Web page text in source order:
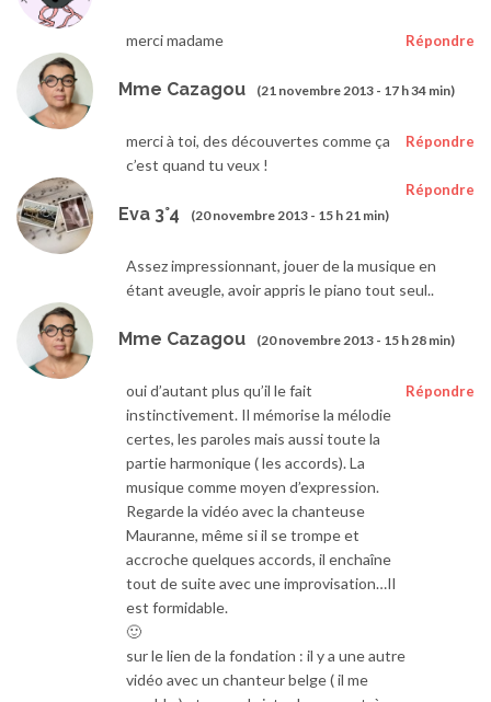
Répondre
merci madame
Mme Cazagou (21 novembre 2013 - 17 h 34 min)
Répondre
merci à toi, des découvertes comme ça
c’est quand tu veux !
Eva 3°4 (20 novembre 2013 - 15 h 21 min)
Répondre
Assez impressionnant, jouer de la musique en
étant aveugle, avoir appris le piano tout seul..
Mme Cazagou (20 novembre 2013 - 15 h 28 min)
Répondre
oui d’autant plus qu’il le fait
instinctivement. Il mémorise la mélodie
certes, les paroles mais aussi toute la
partie harmonique ( les accords). La
musique comme moyen d’expression.
Regarde la vidéo avec la chanteuse
Mauranne, même si il se trompe et
accroche quelques accords, il enchaîne
tout de suite avec une improvisation…Il
est formidable.
🙂
sur le lien de la fondation : il y a une autre
vidéo avec un chanteur belge ( il me